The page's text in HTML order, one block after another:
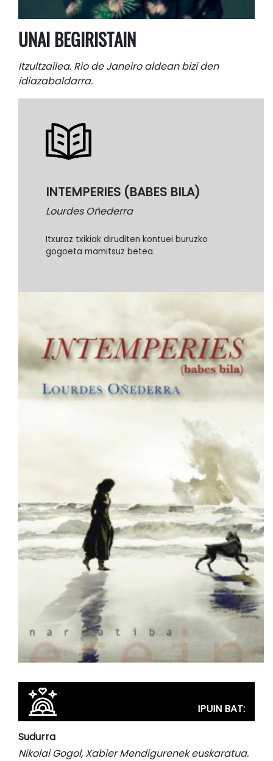
UNAI BEGIRISTAIN
Itzultzailea. Rio de Janeiro aldean bizi den
idiazabaldarra.
INTEMPERIES (BABES BILA)
Lourdes Oñederra
Itxuraz txikiak diruditen kontuei buruzko
gogoeta mamitsuz betea.
IPUIN BAT:
Sudurra
Nikolai Gogol, Xabier Mendigurenek euskaratua.